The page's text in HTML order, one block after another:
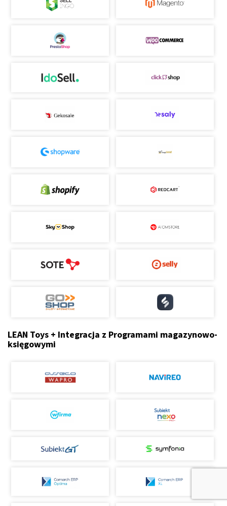
LEAN Toys + Integracja z Programami magazynowo-
księgowymi